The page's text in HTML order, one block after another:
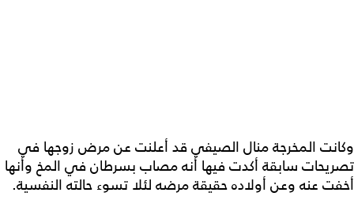
وكانت المخرجة منال الصيفي قد أعلنت عن مرض زوجها في
تصريحات سابقة أكدت فيها أنه مصاب بسرطان في المخ وأنها
أخفت عنه وعن أولاده حقيقة مرضه لئلا تسوء حالته النفسية.